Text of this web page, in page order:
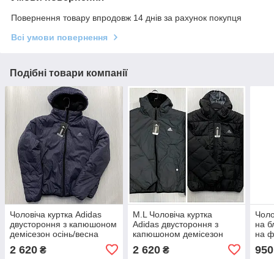
Повернення товару впродовж 14 днів за рахунок покупця
Всі умови повернення
Подібні товари компанії
Чоловіча куртка Adidas
двустороння з капюшоном
демісезон осінь/весна
2 620 ₴
М.L Чоловіча куртка
Adidas двустороння з
капюшоном демісезон
сіра(Адідас)
2 620₴
на
на
950